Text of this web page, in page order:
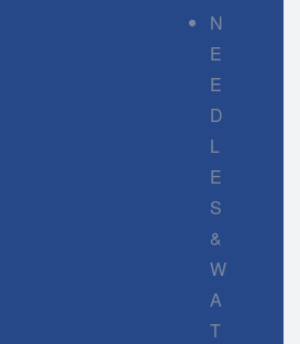
N
E
E
D
L
E
S
&
W
A
T